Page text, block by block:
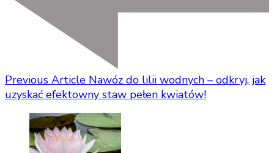
Previous Article Nawóz do lilii wodnych – odkryj, jak
uzyskać efektowny staw pełen kwiatów!